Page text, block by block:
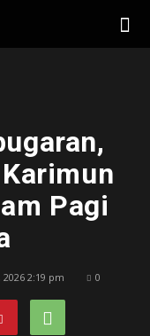
Pagi
2026 2:19 pm 0